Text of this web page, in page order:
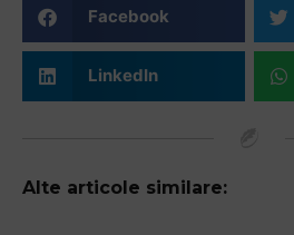
Facebook
LinkedIn
Alte articole similare: